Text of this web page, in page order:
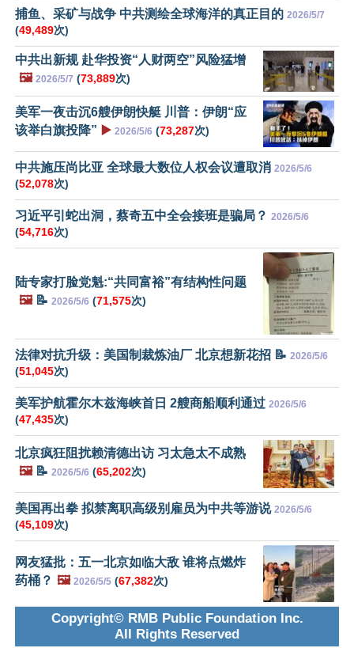
捕鱼、采矿与战争 中共测绘全球海洋的真正目的 2026/5/7
(49,489次)
中共出新规 赴华投资“人财两空”风险猛增
🖼️ 2026/5/7 (73,889次)
美军一夜击沉6艘伊朗快艇 川普：伊朗“应
该举白旗投降” ▶️ 2026/5/6 (73,287次)
中共施压尚比亚 全球最大数位人权会议遭取消 2026/5/6
(52,078次)
习近平引蛇出洞，蔡奇五中全会接班是骗局？ 2026/5/6
(54,716次)
陆专家打脸党魁:“共同富裕”有结构性问题
🖼️📝 2026/5/6 (71,575次)
法律对抗升级：美国制裁炼油厂 北京想新花招 📝 2026/5/6
(51,045次)
美军护航霍尔木兹海峡首日 2艘商船顺利通过 2026/5/6
(47,435次)
北京疯狂阻扰赖清德出访 习太急太不成熟
🖼️📝 2026/5/6 (65,202次)
美国再出拳 拟禁离职高级别雇员为中共等游说 2026/5/6
(45,109次)
网友猛批：五一北京如临大敌 谁将点燃炸
药桶？ 🖼️ 2026/5/5 (67,382次)
Copyright© RMB Public Foundation Inc.
All Rights Reserved